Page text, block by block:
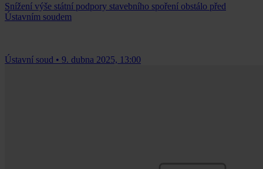
Snížení výše státní podpory stavebního spoření obstálo před
Ústavním soudem
Ústavní soud • 9. dubna 2025, 13:00